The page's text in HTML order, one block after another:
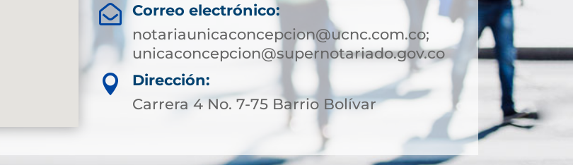

Correo electrónico:
notariaunicaconcepcion@ucnc.com.co;
unicaconcepcion@supernotariado.gov.co

Dirección:
Carrera 4 No. 7-75 Barrio Bolívar